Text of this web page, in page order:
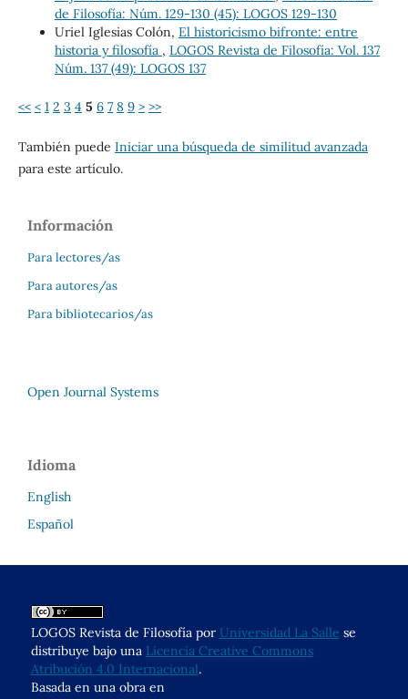
de Filosofía: Núm. 129-130 (45): LOGOS 129-130
Uriel Iglesias Colón, El historicismo bifronte: entre
historia y filosofía , LOGOS Revista de Filosofía: Vol. 137
Núm. 137 (49): LOGOS 137
<< < 1 2 3 4 5 6 7 8 9 > >>
También puede Iniciar una búsqueda de similitud avanzada
para este artículo.
Información
Para lectores/as
Para autores/as
Para bibliotecarios/as
Open Journal Systems
Idioma
English
Español
LOGOS Revista de Filosofía por Universidad La Salle se
distribuye bajo una Licencia Creative Commons
Atribución 4.0 Internacional.
Basada en una obra en